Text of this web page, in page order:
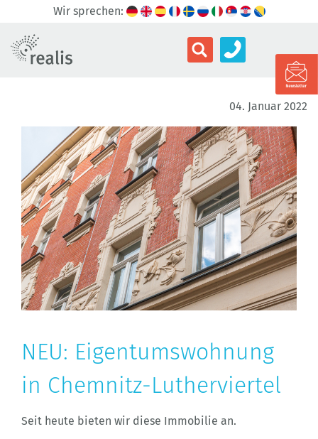
Wir sprechen:
04. Januar 2022
NEU: Eigentumswohnung
in Chemnitz-Lutherviertel
Seit heute bieten wir diese Immobilie an.